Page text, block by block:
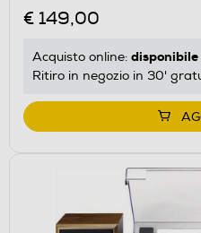
€ 149,00
Acquisto online: disponibile
Ritiro in negozio in 30'